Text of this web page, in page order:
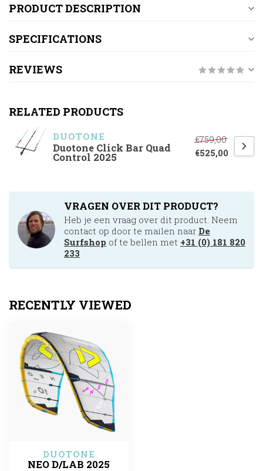
PRODUCT DESCRIPTION
SPECIFICATIONS
REVIEWS
RELATED PRODUCTS
DUOTONE
Duotone Click Bar Quad
Control 2025
€759,00
€525,00
VRAGEN OVER DIT PRODUCT?
Heb je een vraag over dit product. Neem
contact op door te mailen naar De
Surfshop of te bellen met +31 (0) 181 820
233
RECENTLY VIEWED
DUOTONE
NEO D/LAB 2025